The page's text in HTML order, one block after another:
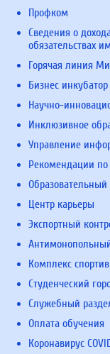
Профком
Сведения о
обязательствах
Горячая линия
Бизнес инкубатор
Научно-
Инклюзивное
Управление
Рекомендации
Образовательный
Центр карьеры
Экспортный
Комплекс
Студенческий
Служебный
Оплата обучения
Коронавирус